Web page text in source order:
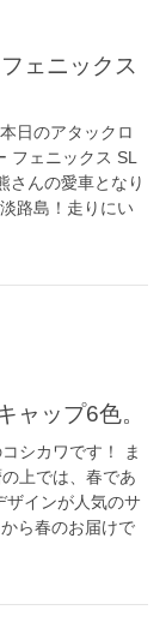
日のアタックロ
フェニックス SL
んの愛車となり
路島！走りにい
ャップ6色。
シカワです！ ま
上では、春であ
ザインが人気のサ
ら春のお届けで